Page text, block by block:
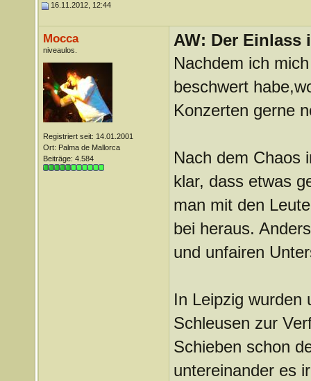
16.11.2012, 12:44
Mocca
niveaulos.
Registriert seit: 14.01.2001
Ort: Palma de Mallorca
Beiträge: 4.584
AW: Der Einlass
Nachdem ich
beschwert
Konzerten gerne
Nach dem Chaos
klar, dass etwas
man mit den
bei heraus.
und unfairen
In Leipzig wurden
Schleusen zur
Schieben schon
untereinander es